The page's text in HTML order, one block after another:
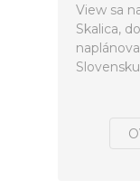
View sa
Skalica,